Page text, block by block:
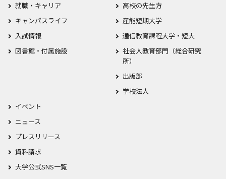
就職・キャリア
キャンパスライフ
入試情報
図書館・付属施設
高校の先生方
産能短期大学
通信教育課程大学・短大
社会人教育部門（総合研究
所）
出版部
学校法人
イベント
ニュース
プレスリリース
資料請求
大学公式SNS一覧